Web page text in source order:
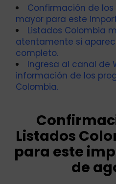
Confirmación de
mayor para este
Listados Colombia
atentamente si
completo.
Ingresa al canal de
información de los
Colombia.
Listados
para este
de